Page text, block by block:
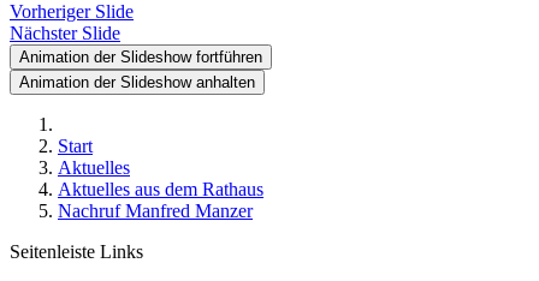
Vorheriger Slide
Nächster Slide
Animation der Slideshow fortführen
Animation der Slideshow anhalten
Start
Aktuelles
Aktuelles aus dem Rathaus
Nachruf Manfred Manzer
Seitenleiste Links